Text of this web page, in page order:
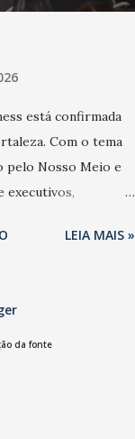
a estratificação do
está confirmada
Com o tema
pelo Nosso Meio e
executivos,
dos principais
TikTok e M.
em que
LEIA MAIS »
da fonte